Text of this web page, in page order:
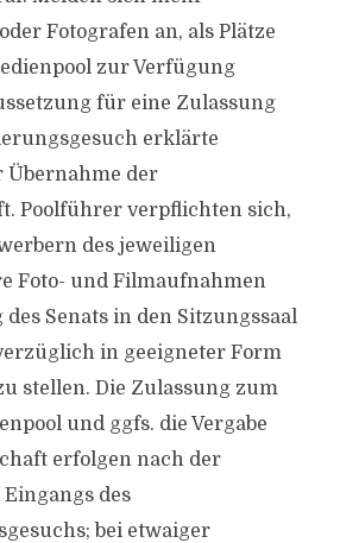
Fotografen an, als Plätze
zur Verfügung
für eine Zulassung
erklärte
Übernahme der
Poolführer verpflichten sich,
des jeweiligen
Foto- und Filmaufnahmen
Senats in den Sitzungssaal
in geeigneter Form
stellen. Die Zulassung zum
und ggfs. die Vergabe
erfolgen nach der
des
bei etwaiger